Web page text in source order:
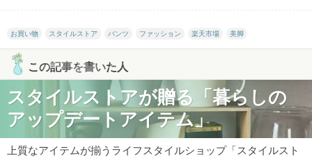
お買い物 スタイルストア パンツ ファッション 楽天市場 美脚
この記事を書いた人
スタイルストアが贈る「暮らしの
アップデートアイテム」
上質なアイテムが揃うライフスタイルショップ「スタイルスト